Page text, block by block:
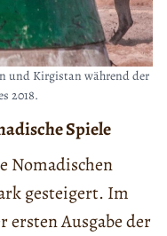
und Kirgistan während der
2018.
Spiele
Nomadischen
gesteigert. Im
ersten Ausgabe der